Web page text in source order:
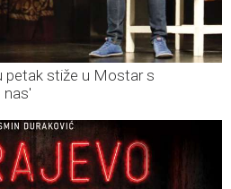
petak stiže u Mostar s
nas'